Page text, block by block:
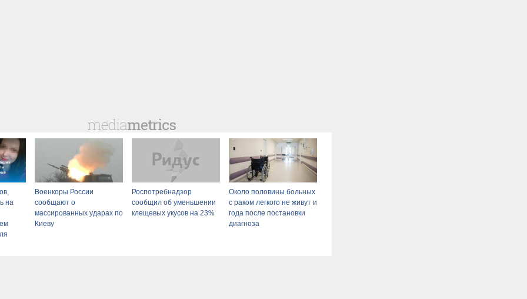
на
Военкоры России
сообщают о
массированных ударах по
Киеву
Роспотребнадзор
сообщил об уменьшении
клещевых укусов на 23%
Около половины больных
с раком легкого не живут и
года после постановки
диагноза